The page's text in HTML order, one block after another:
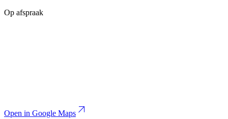
Op afspraak
Open in Google Maps arrow_outward